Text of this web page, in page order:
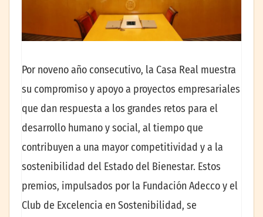
Por noveno año consecutivo, la Casa Real muestra
su compromiso y apoyo a proyectos empresariales
que dan respuesta a los grandes retos para el
desarrollo humano y social, al tiempo que
contribuyen a una mayor competitividad y a la
sostenibilidad del Estado del Bienestar. Estos
premios, impulsados por la Fundación Adecco y el
Club de Excelencia en Sostenibilidad, se